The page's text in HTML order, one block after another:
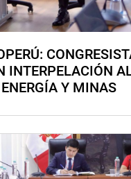
INTERPELACIÓN
Y MINAS